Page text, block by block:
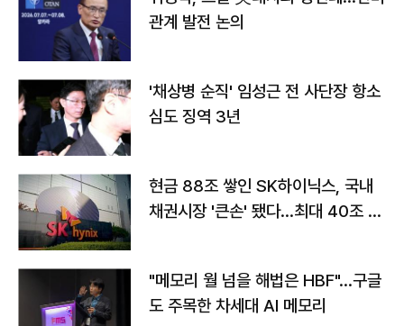
관계 발전 논의
'채상병 순직' 임성근 전 사단장 항소
심도 징역 3년
현금 88조 쌓인 SK하이닉스, 국내
채권시장 '큰손' 됐다…최대 40조 투
"메모리 월 넘을 해법은 HBF"…구글
도 주목한 차세대 AI 메모리